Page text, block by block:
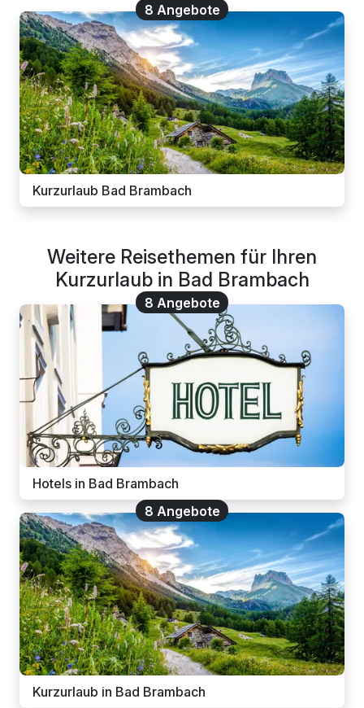
8 Angebote
Kurzurlaub Bad Brambach
Weitere Reisethemen für Ihren
Kurzurlaub in Bad Brambach
8 Angebote
Hotels in Bad Brambach
8 Angebote
Kurzurlaub in Bad Brambach